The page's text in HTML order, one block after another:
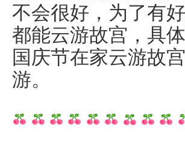
不会很好，为了有
都能云游故宫，具
国庆节在家云游故
游。